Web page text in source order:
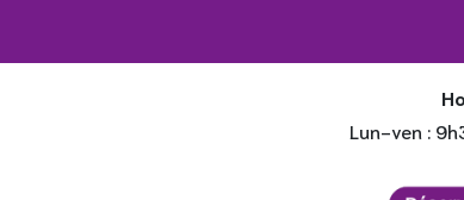
Lun-ven :